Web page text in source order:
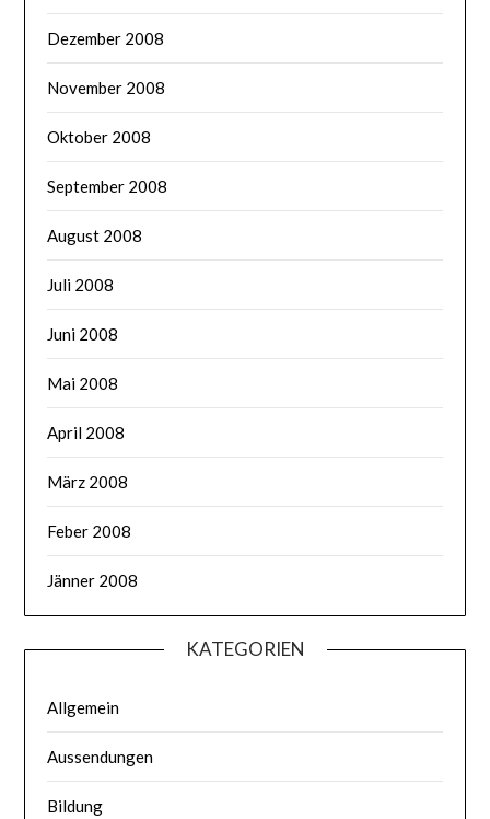
Dezember 2008
November 2008
Oktober 2008
September 2008
August 2008
Juli 2008
Juni 2008
Mai 2008
April 2008
März 2008
Feber 2008
Jänner 2008
KATEGORIEN
Allgemein
Aussendungen
Bildung